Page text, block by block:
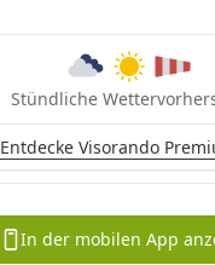
Stündliche
Entdecke Visorando
In der mobilen App